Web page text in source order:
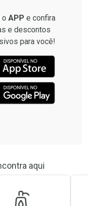
o APP e confira
e descontos
para você!
aqui